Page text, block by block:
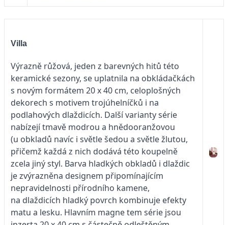
Villa
Výrazně růžová, jeden z barevných hitů této
keramické sezony, se uplatnila na obkládačkách
s novým formátem 20 x 40 cm, celoplošných
dekorech s motivem trojúhelníčků i na
podlahových dlaždicích. Další varianty série
nabízejí tmavě modrou a hnědooranžovou
(u obkladů navíc i světle šedou a světle žlutou,
přičemž každá z nich dodává této koupelně
zcela jiný styl. Barva hladkých obkladů i dlaždic
je zvýrazněna designem připomínajícím
nepravidelnosti přírodního kamene,
na dlaždicích hladký povrch kombinuje efekty
matu a lesku. Hlavním magnetem série jsou